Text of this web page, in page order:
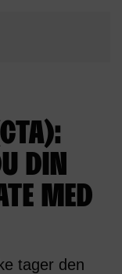
DIN
MED
tager den